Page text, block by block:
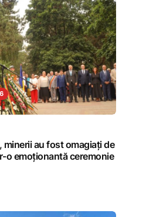
minerii au fost omagiați de
o emoționantă ceremonie